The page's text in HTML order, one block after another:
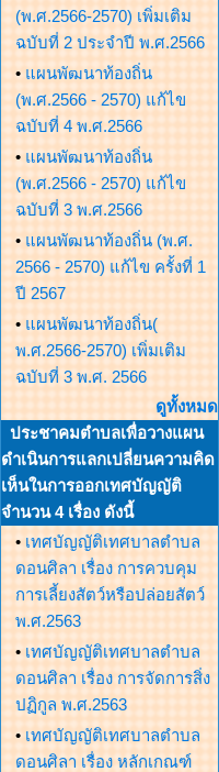
(พ.ศ.2566-2570) เพิ่มเติม
ฉบับที่ 2 ประจำปี พ.ศ.2566
• แผนพัฒนาท้องถิ่น
(พ.ศ.2566 - 2570) แก้ไข
ฉบับที่ 4 พ.ศ.2566
• แผนพัฒนาท้องถิ่น
(พ.ศ.2566 - 2570) แก้ไข
ฉบับที่ 3 พ.ศ.2566
• แผนพัฒนาท้องถิ่น (พ.ศ.
2566 - 2570) แก้ไข ครั้งที่ 1
ปี 2567
• แผนพัฒนาท้องถิ่น(
พ.ศ.2566-2570) เพิ่มเติม
ฉบับที่ 3 พ.ศ. 2566
ดูทั้งหมด
ประชาคมตำบลเพื่อวางแผน
ดำเนินการแลกเปลี่ยนความคิด
เห็นในการออกเทศบัญญัติ
จำนวน 4 เรื่อง ดังนี้
• เทศบัญญัติเทศบาลตำบล
ดอนศิลา เรื่อง การควบคุม
การเลี้ยงสัตว์หรือปล่อยสัตว์
พ.ศ.2563
• เทศบัญญัติเทศบาลตำบล
ดอนศิลา เรื่อง การจัดการสิ่ง
ปฏิกูล พ.ศ.2563
• เทศบัญญัติเทศบาลตำบล
ดอนศิลา เรื่อง หลักเกณฑ์